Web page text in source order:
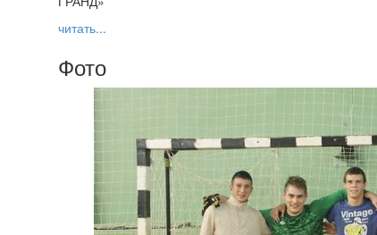
читать...
Фото